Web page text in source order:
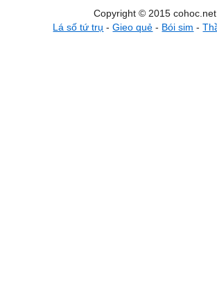
Copyright © 2015 cohoc.net
Lá số tứ trụ -Gieo quẻ - Bói sim -